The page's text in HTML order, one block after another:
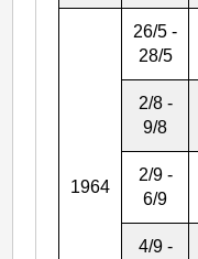
1964
26/5 -
28/5
2/8 -
9/8
2/9 -
6/9
4/9 -